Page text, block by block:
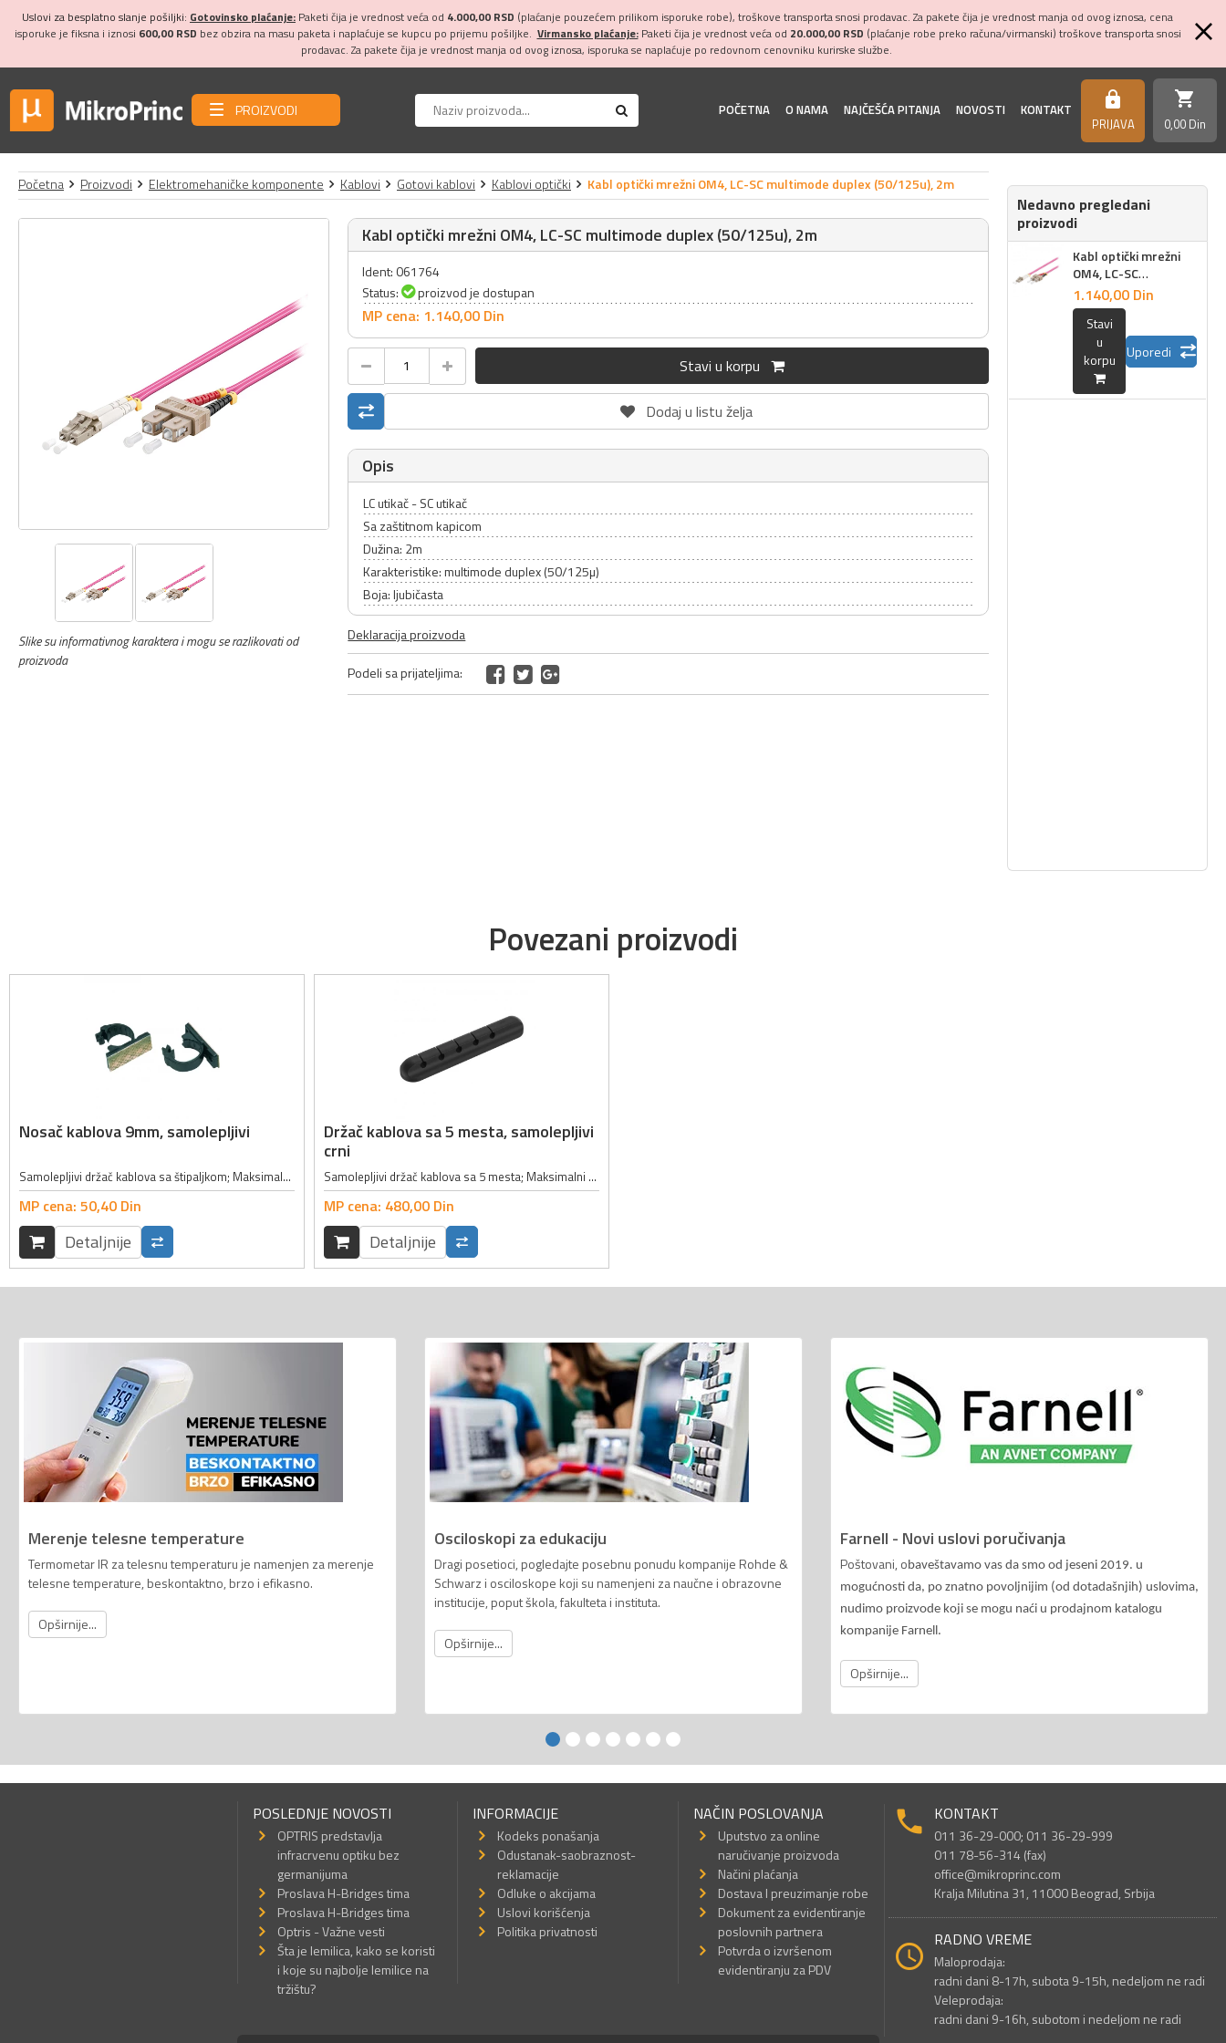
Uslovi za besplatno slanje pošiljki: Gotovinsko plaćanje: Paketi čija je vrednost veća od 4.000,00 RSD (plaćanje pouzećem prilikom isporuke robe), troškove transporta snosi prodavac. Za pakete čija je vrednost manja od ovog iznosa, cena
isporuke je fiksna i iznosi 600,00 RSD bez obzira na masu paketa i naplaćuje se kupcu po prijemu pošiljke. Virmansko plaćanje:Paketi čija je vrednost veća od 20.000,00 RSD (plaćanje robe preko računa/virmanski) troškove transporta snosi
prodavac. Za pakete čija je vrednost manja od ovog iznosa, isporuka se naplaćuje po redovnom cenovniku kurirske službe.
PROIZVODI POČETNA O NAMA NAJČEŠĆA PITANJA NOVOSTI KONTAKT https
PRIJAVA
shopping_cart
0,00 Din
Početna Proizvodi Elektromehaničke komponente Kablovi Gotovi kablovi Kablovi optički Kabl optički mrežni OM4, LC-SC multimode duplex (50/125u), 2m
Slike su informativnog karaktera i mogu se razlikovati od
proizvoda
Kabl optički mrežni OM4, LC-SC multimode duplex (50/125u), 2m
Ident: 061764
Status:
proizvod je dostupan
MP cena: 1.140,00 Din
Stavi u korpu
Dodaj u listu želja
Opis
LC utikač - SC utikač
Sa zaštitnom kapicom
Dužina: 2m
Karakteristike: multimode duplex (50/125µ)
Boja: ljubičasta
Deklaracija proizvoda
Podeli sa prijateljima:
Nedavno pregledani
proizvodi
Kabl optički mrežni
OM4, LC-SC
multimode duplex
(50/125u), 2m
1.140,00 Din
Stavi
u
korpu
Uporedi
Povezani proizvodi
Nosač kablova 9mm, samolepljivi
Samolepljivi držač kablova sa štipaljkom; Maksimalni ukupni prečnik kablova: 9mm
MP cena: 50,40 Din
Detaljnije
Držač kablova sa 5 mesta, samolepljivi
crni
Samolepljivi držač kablova sa 5 mesta; Maksimalni ukupni prečnik kablova: 5mm; Boja: crna;
MP cena: 480,00 Din
Detaljnije
Merenje telesne temperature
Termometar IR za telesnu temperaturu je namenjen za merenje
telesne temperature, beskontaktno, brzo i efikasno.
Opširnije...
Osciloskopi za edukaciju
Dragi posetioci, pogledajte posebnu ponudu kompanije Rohde &
Schwarz i osciloskope koji su namenjeni za naučne i obrazovne
institucije, poput škola, fakulteta i instituta.
Opširnije...
Farnell - Novi uslovi poručivanja
Poštovani, o baveštavamo vas da smo od jeseni 2019. u
mogućnosti da, po znatno povoljnijim (od dotadašnjih) uslovima,
nudimo proizvode koji se mogu naći u prodajnom katalogu
kompanije Farnell.
Opširnije...
POSLEDNJE NOVOSTI
OPTRIS predstavlja
infracrvenu optiku bez
germanijuma
Proslava H-Bridges tima
Proslava H-Bridges tima
Optris - Važne vesti
Šta je lemilica, kako se koristi
i koje su najbolje lemilice na
tržištu?
INFORMACIJE
Kodeks ponašanja
Odustanak-saobraznost-
reklamacije
Odluke o akcijama
Uslovi korišćenja
Politika privatnosti
NAČIN POSLOVANJA
Uputstvo za online
naručivanje proizvoda
Načini plaćanja
Dostava I preuzimanje robe
Dokument za evidentiranje
poslovnih partnera
Potvrda o izvršenom
evidentiranju za PDV
KONTAKT
011 36-29-000; 011 36-29-999
011 78-56-314 (fax)
office@mikroprinc.com
Kralja Milutina 31, 11000 Beograd, Srbija
RADNO VREME
Maloprodaja:
radni dani 8-17h, subota 9-15h, nedeljom ne radi
Veleprodaja:
radni dani 9-16h, subotom i nedeljom ne radi